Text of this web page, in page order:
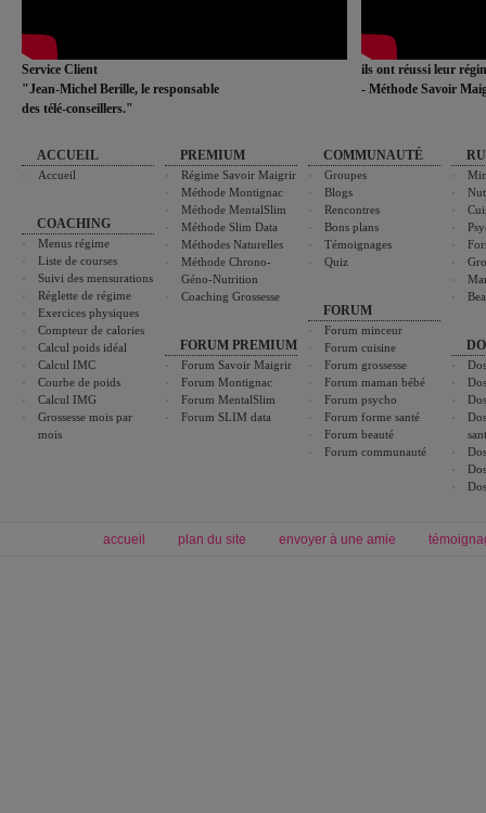
Service Client
"Jean-Michel Berille, le responsable
des télé-conseillers."
ils ont réussi leur
- Méthode Savoir
ACCUEIL
Accueil
COACHING
Menus régime
Liste de courses
Suivi des mensurations
Réglette de régime
Exercices physiques
Compteur de calories
Calcul poids idéal
Calcul IMC
Courbe de poids
Calcul IMG
Grossesse mois par
mois
PREMIUM
Régime Savoir Maigrir
Méthode Montignac
Méthode MentalSlim
Méthode Slim Data
Méthodes Naturelles
Méthode Chrono-
Géno-Nutrition
Coaching Grossesse
FORUM PREMIUM
Forum Savoir Maigrir
Forum Montignac
Forum MentalSlim
Forum SLIM data
COMMUNAUTÉ
Groupes
Blogs
Rencontres
Bons plans
Témoignages
Quiz
FORUM
Forum minceur
Forum cuisine
Forum grossesse
Forum maman bébé
Forum psycho
Forum forme santé
Forum beauté
Forum communauté
accueil plan du site envoyer à une amie